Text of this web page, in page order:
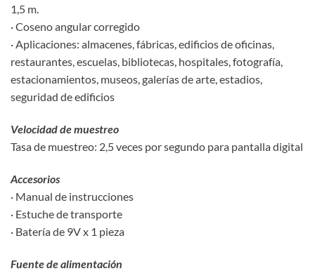
1,5 m.
· Coseno angular corregido
· Aplicaciones: almacenes, fábricas, edificios de oficinas,
restaurantes, escuelas, bibliotecas, hospitales, fotografía,
estacionamientos, museos, galerías de arte, estadios,
seguridad de edificios
Velocidad de muestreo
Tasa de muestreo: 2,5 veces por segundo para pantalla digital
Accesorios
· Manual de instrucciones
· Estuche de transporte
· Batería de 9V x 1 pieza
Fuente de alimentación